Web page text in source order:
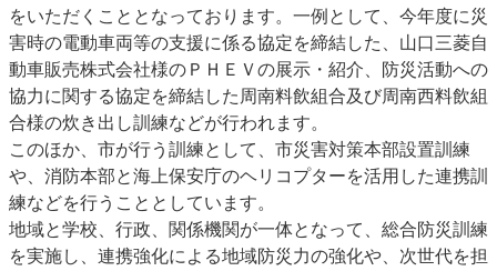
をいただくこととなっております。一例として、今年度に災
害時の電動車両等の支援に係る協定を締結した、山口三菱自
動車販売株式会社様のＰＨＥＶの展示・紹介、防災活動への
協力に関する協定を締結した周南料飲組合及び周南西料飲組
合様の炊き出し訓練などが行われます。
このほか、市が行う訓練として、市災害対策本部設置訓練
や、消防本部と海上保安庁のヘリコプターを活用した連携訓
練などを行うこととしています。
地域と学校、行政、関係機関が一体となって、総合防災訓練
を実施し、連携強化による地域防災力の強化や、次世代を担